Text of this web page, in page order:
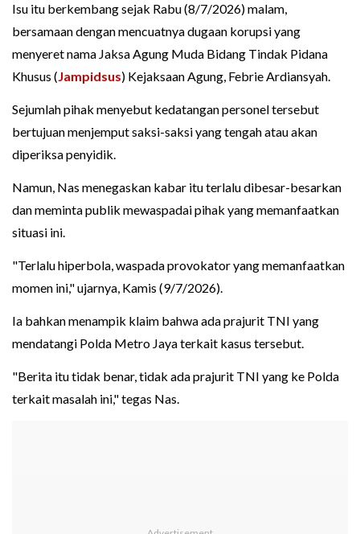
Isu itu berkembang sejak Rabu (8/7/2026) malam,
bersamaan dengan mencuatnya dugaan korupsi yang
menyeret nama Jaksa Agung Muda Bidang Tindak Pidana
Khusus (Jampidsus) Kejaksaan Agung, Febrie Ardiansyah.
Sejumlah pihak menyebut kedatangan personel tersebut
bertujuan menjemput saksi-saksi yang tengah atau akan
diperiksa penyidik.
Namun, Nas menegaskan kabar itu terlalu dibesar-besarkan
dan meminta publik mewaspadai pihak yang memanfaatkan
situasi ini.
"Terlalu hiperbola, waspada provokator yang memanfaatkan
momen ini," ujarnya, Kamis (9/7/2026).
Ia bahkan menampik klaim bahwa ada prajurit TNI yang
mendatangi Polda Metro Jaya terkait kasus tersebut.
"Berita itu tidak benar, tidak ada prajurit TNI yang ke Polda
terkait masalah ini," tegas Nas.